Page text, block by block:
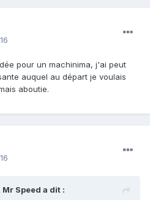
pour un machinima, j'ai peut
auquel au départ je voulais
aboutie.
Mr Speed a dit :